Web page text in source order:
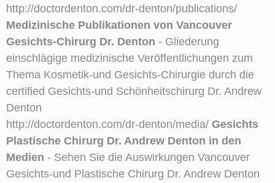
http://doctordenton.com/dr-denton/publications/
Medizinische Publikationen von Vancouver
Gesichts-Chirurg Dr. Denton - Gliederung
einschlägige medizinische Veröffentlichungen zum
Thema Kosmetik-und Gesichts-Chirurgie durch die
certified Gesichts-und Schönheitschirurg Dr. Andrew
Denton
http://doctordenton.com/dr-denton/media/ Gesichts
Plastische Chirurg Dr. Andrew Denton in den
Medien - Sehen Sie die Auswirkungen Vancouver
Gesichts-und Plastische Chirurg Dr. Andrew Denton